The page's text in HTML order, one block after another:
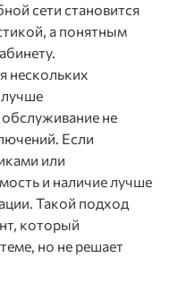
сети становится
а понятным
нескольких
лучше
не
Если
или
и наличие лучше
Такой подход
который
но не решает